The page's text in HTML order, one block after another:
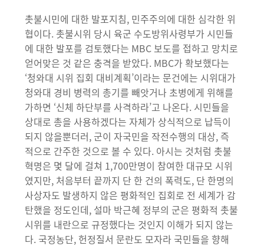
촛불시민에 대한 발포지침, 민주주의에 대한 심각한 위
협이다. 촛불시위 당시 육군 수도방위사령부가 시민들
에 대한 발포를 검토했다는 MBC 보도를 접하고 망치로
얻어맞은 것 같은 충격을 받았다. MBC가 확보했다는
‘청와대 시위 집회 대비계획’이라는 문건에는 시위대가
청와대 경비 병력의 총기를 빼앗거나 초병에게 위해를
가하면 ‘신체 하단부를 사격하라’고 나온다. 시민들을
상대로 총을 사용하겠다는 자체가 상식적으로 납득이
되지 않을뿐더러, 군이 자국민을 작전수행의 대상, 즉
적으로 간주한 것으로 볼 수 있다. 아시는 것처럼 촛불
혁명은 몇 달에 걸쳐 1,700만명이 참여한 대규모 시위
였지만, 처음부터 끝까지 단 한 건의 폭력도, 단 한명의
사상자도 발생하지 않은 평화적인 집회로 전 세계가 감
탄했을 정도인데, 설마 박근혜 정부의 군은 평화적 촛불
시위를 내란으로 규정했다는 것인지 이해가 되지 않는
다. 국정농단, 헌정질서 문란도 모자라 국민들을 향해